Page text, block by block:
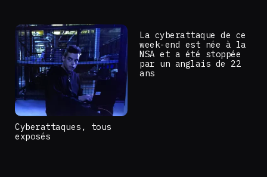
Cyberattaques, tous
exposés
La cyberattaque de ce
week-end est née à la
NSA et a été stoppée
par un anglais de 22
ans